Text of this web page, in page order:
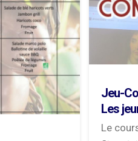
Jeu-
Les
Le